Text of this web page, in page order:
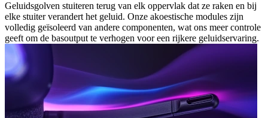
Geluidsgolven stuiteren terug van elk oppervlak dat ze raken en bij
elke stuiter verandert het geluid. Onze akoestische modules zijn
volledig geïsoleerd van andere componenten, wat ons meer controle
geeft om de basoutput te verhogen voor een rijkere geluidservaring.